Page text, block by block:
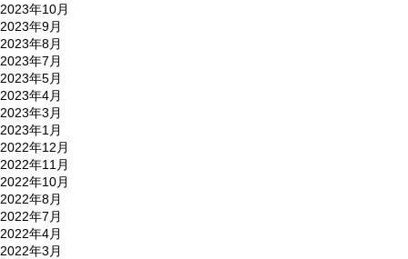
2023年10月
2023年9月
2023年8月
2023年7月
2023年5月
2023年4月
2023年3月
2023年1月
2022年12月
2022年11月
2022年10月
2022年8月
2022年7月
2022年4月
2022年3月